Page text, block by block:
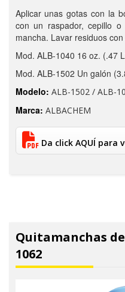
Aplicar unas gotas con la
con un raspador, cepillo
mancha. Lavar residuos
Mod. ALB-1040 16 oz. (.47
Mod. ALB-1502 Un galón
Modelo: ALB-1502 / ALB-
Marca: ALBACHEM
Da click AQUÍ para
Quitamanchas
1062